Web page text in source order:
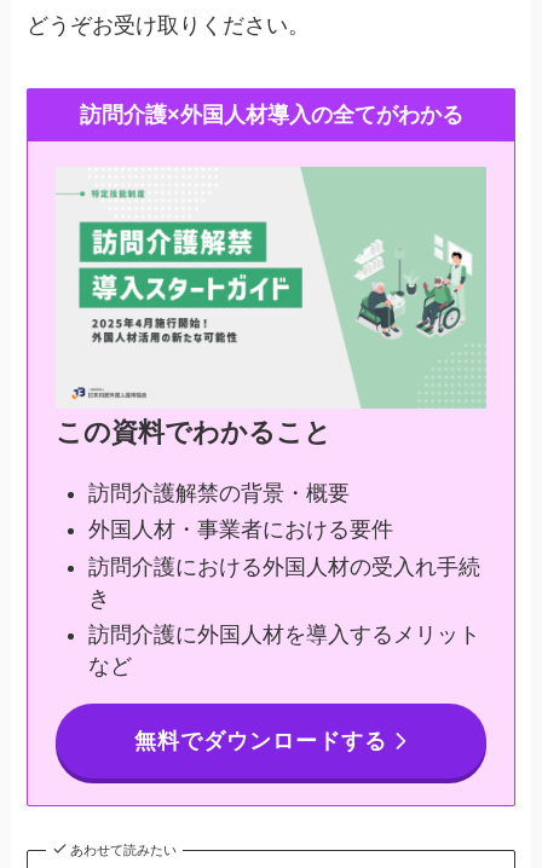
どうぞお受け取りください。
訪問介護×外国人材導入の全てがわかる
この資料でわかること
訪問介護解禁の背景・概要
外国人材・事業者における要件
訪問介護における外国人材の受入れ手続
き
訪問介護に外国人材を導入するメリット
など
無料でダウンロードする
あわせて読みたい